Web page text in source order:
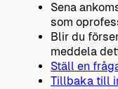
Sena
som
Blir du
meddela
Ställ en
Tillbaka till